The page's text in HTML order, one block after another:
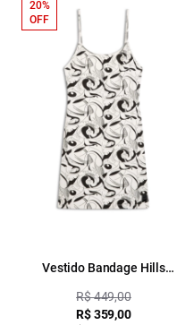
Vestido Bandage Hills
R$ 449,00
R$ 359,00
20%
OFF